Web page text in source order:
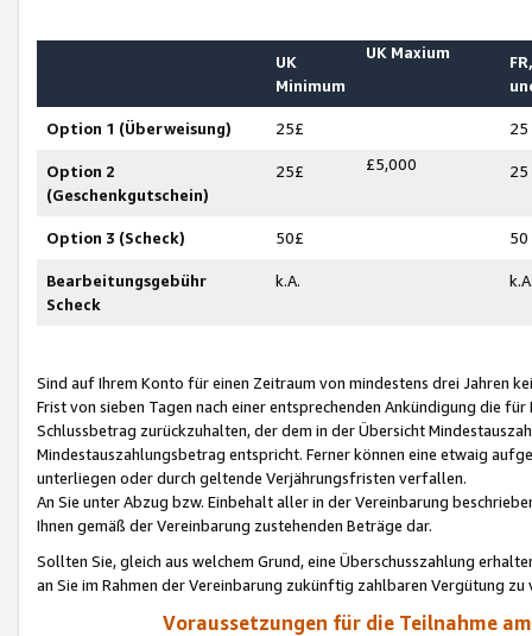
UK
Minimum
UK Maxium
Option 1 (Überweisung) 25£ 25
Option 2
(Geschenkgutschein)
25£ £5,000 25
Option 3 (Scheck) 50£ 50
Bearbeitungsgebühr
Scheck
k.A.
Sind auf Ihrem Konto für einen Zeitraum von mindestens drei Jahren
Frist von sieben Tagen nach einer entsprechenden Ankündigung die
Schlussbetrag zurückzuhalten, der dem in der Übersicht
Mindestauszahlungsbetrag entspricht. Ferner können eine etwaig
unterliegen oder durch geltende Verjährungsfristen verfallen.
An Sie unter Abzug bzw. Einbehalt aller in der Vereinbarung
Ihnen gemäß der Vereinbarung zustehenden Beträge dar.
Sollten Sie, gleich aus welchem Grund, eine Überschusszahlung
an Sie im Rahmen der Vereinbarung zukünftig zahlbaren Vergütung zu
Voraussetzungen für die Teilnahme